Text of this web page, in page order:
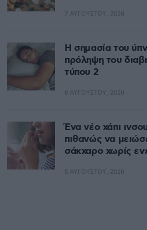
7 ΑΥΓΟΎΣΤΟΥ, 2026
Η σημασία του
πρόληψη του
τύπου 2
6 ΑΥΓΟΎΣΤΟΥ, 2026
Ένα νέο χάπι
πιθανώς να
σάκχαρο χωρίς
5 ΑΥΓΟΎΣΤΟΥ, 2026